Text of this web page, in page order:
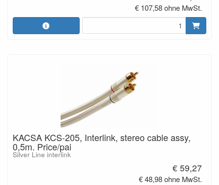
€ 107,58 ohne MwSt.
KACSA KCS-205, Interlink, stereo cable assy,
0,5m. Price/pai
Silver Line interlink
€ 59,27
€ 48,98 ohne MwSt.